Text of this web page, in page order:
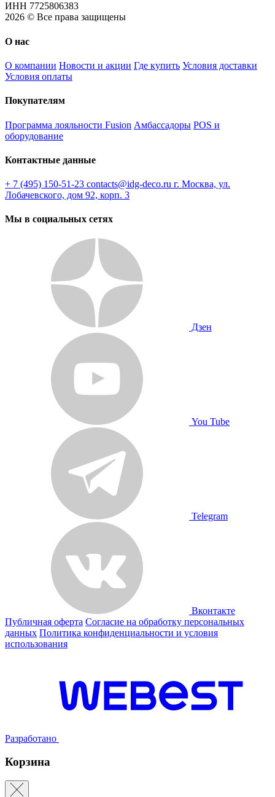
ИНН 7725806383
2026 © Все права защищены
О нас
О компании Новости и акции Где купить Условия доставки
Условия оплаты
Покупателям
Программа лояльности Fusion Амбассадоры POS и
оборудование
Контактные данные
+ 7 (495) 150-51-23 contacts@idg-deco.ru г. Москва, ул.
Лобачевского, дом 92, корп. 3
Мы в социальных сетях
Дзен
You Tube
Telegram
Вконтакте
Публичная оферта Согласие на обработку персональных
данных Политика конфиденциальности и условия
использования
Разработано
Корзина